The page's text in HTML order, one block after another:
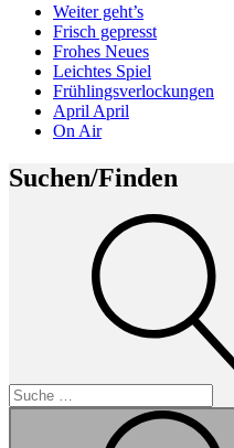
Weiter geht’s
Frisch gepresst
Frohes Neues
Leichtes Spiel
Frühlingsverlockungen
April April
On Air
Suchen/Finden